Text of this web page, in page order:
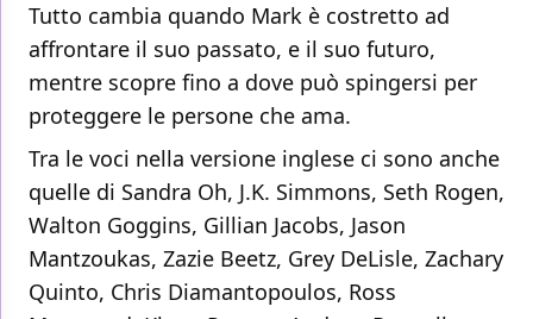
Tutto cambia quando Mark è costretto ad
affrontare il suo passato, e il suo futuro,
mentre scopre fino a dove può spingersi per
proteggere le persone che ama.
Tra le voci nella versione inglese ci sono anche
quelle di Sandra Oh, J.K. Simmons, Seth Rogen,
Walton Goggins, Gillian Jacobs, Jason
Mantzoukas, Zazie Beetz, Grey DeLisle, Zachary
Quinto, Chris Diamantopoulos, Ross